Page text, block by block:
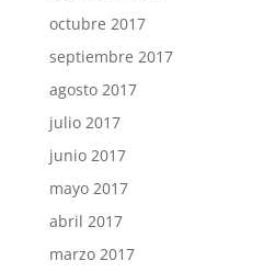
octubre 2017
septiembre 2017
agosto 2017
julio 2017
junio 2017
mayo 2017
abril 2017
marzo 2017